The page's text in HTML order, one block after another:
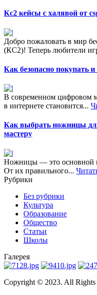
Кс2 кейсы с халявой от
Добро пожаловать в мир
(КС2)! Теперь любители
Как безопасно покупать
В современном цифровом
в интернете становится...
Как выбрать ножницы
мастеру
Ножницы — это основной
От их правильного...
Рубрики
Без рубрики
Культура
Образование
Общество
Статьи
Школы
Галерея
Copyright © 2023. All Rights